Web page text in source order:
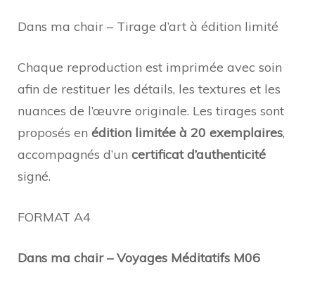
Dans ma chair – Tirage d’art à édition limité
Chaque reproduction est imprimée avec soin
afin de restituer les détails, les textures et les
nuances de l’œuvre originale. Les tirages sont
proposés en édition limitée à 20 exemplaires,
accompagnés d’un certificat d’authenticité
signé.
FORMAT A4
Dans ma chair – Voyages Méditatifs M06